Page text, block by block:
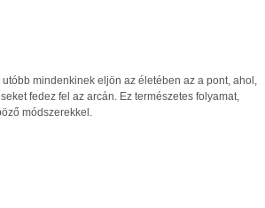
mindenkinek eljön az életében az a pont, ahol,
fedez fel az arcán. Ez természetes folyamat,
módszerekkel.